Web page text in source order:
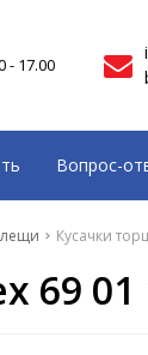
- 17.00
Вопрос-
Кусачки
69 01